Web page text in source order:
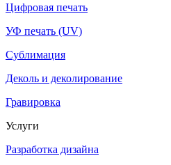
Цифровая печать
УФ печать (UV)
Сублимация
Деколь и деколирование
Гравировка
Услуги
Разработка дизайна